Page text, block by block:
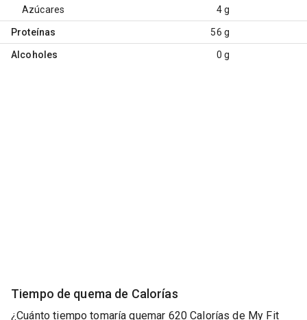
Azúcares 4 g
Proteínas 56 g
Alcoholes 0 g
Tiempo de quema de Calorías
¿Cuánto tiempo tomaría quemar 620 Calorías de My Fit